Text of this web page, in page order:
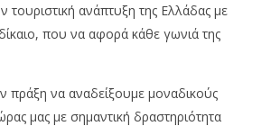
τουριστική ανάπτυξη της Ελλάδας με
που να αφορά κάθε γωνιά της
πράξη να αναδείξουμε μοναδικούς
μας με σημαντική δραστηριότητα